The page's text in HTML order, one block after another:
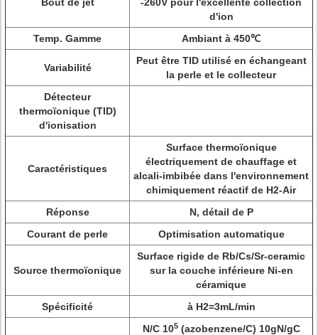
d'ion
Temp. Gamme
Ambiant à 450℃
Variabilité
Peut être TID utilisé en échangeant
la perle et le collecteur
Détecteur
thermoïonique (TID)
d'ionisation
Caractéristiques
Surface thermoïonique
électriquement de chauffage et
alcali-imbibée dans l'environnement
chimiquement réactif de H2-Air
Réponse
N, détail de P
Courant de perle
Optimisation automatique
Source thermoïonique
Surface rigide de Rb/Cs/Sr-ceramic
sur la couche inférieure Ni-en
céramique
Spécificité
à H2=3mL/min
N/C 105(azobenzene/C) 10gN/gC